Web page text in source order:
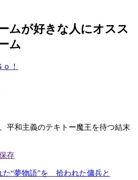
ムが好きな人にオスス
ム
平和主義のテキトー魔王を待つ結末